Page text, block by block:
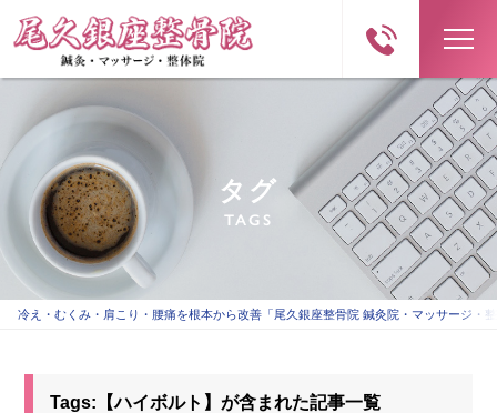
タグ
TAGS
冷え・むくみ・肩こり・腰痛を根本から改善「尾久銀座整骨院 鍼灸院・マッサージ・
Tags:【ハイボルト】が含まれた記事一覧